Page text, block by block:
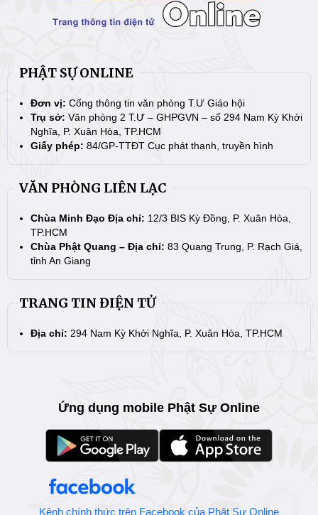
PHẬT SỰ ONLINE
Đơn vị: Cổng thông tin văn phòng T.Ư Giáo hội
Trụ sở: Văn phòng 2 T.Ư – GHPGVN – số 294 Nam Kỳ Khởi
Nghĩa, P. Xuân Hòa, TP.HCM
Giấy phép: 84/GP-TTĐT Cục phát thanh, truyền hình
VĂN PHÒNG LIÊN LẠC
Chùa Minh Đạo Địa chỉ: 12/3 BIS Kỳ Đồng, P. Xuân Hòa,
TP.HCM
Chùa Phật Quang – Địa chỉ: 83 Quang Trung, P. Rạch Giá,
tỉnh An Giang
TRANG TIN ĐIỆN TỬ
Địa chỉ: 294 Nam Kỳ Khởi Nghĩa, P. Xuân Hòa, TP.HCM
Ứng dụng mobile Phật Sự Online
Kênh chính thức trên Facebook của Phật Sự Online